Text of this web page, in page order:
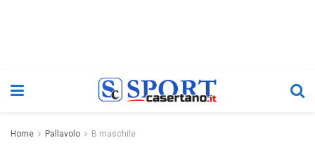
Home Pallavolo B maschile